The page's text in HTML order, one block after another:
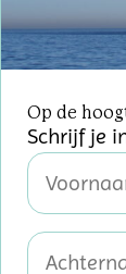
Op de
Schrijf je